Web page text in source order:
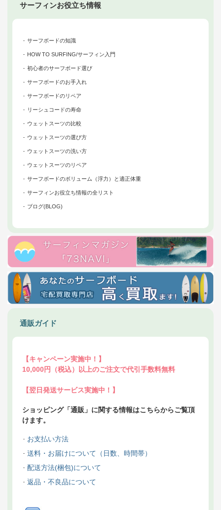
サーフィンお役立ち情報
サーフボードの知識
HOW TO SURFING/サーフィン入門
初心者のサーフボード選び
サーフボードのお手入れ
サーフボードのリペア
リーシュコードの寿命
ウェットスーツの比較
ウェットスーツの選び方
ウェットスーツの洗い方
ウェットスーツのリペア
サーフボードのボリューム（浮力）と適正体重
サーフィンお役立ち情報の全リスト
ブログ(BLOG)
通販ガイド
【キャンペーン実施中！】
10,000円（税込）以上のご注文で代引手数料無料
【翌日発送サービス実施中！】
ショッピング「通販」に関する情報はこちらからご覧頂
けます。
お支払い方法
送料・お届けについて（日数、時間帯）
配送方法(梱包)について
返品・不良品について